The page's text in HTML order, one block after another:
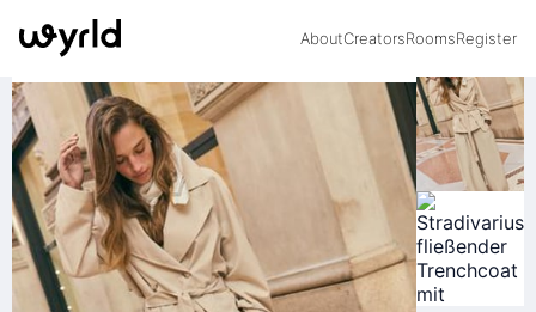
AboutCreatorsRoomsRegister